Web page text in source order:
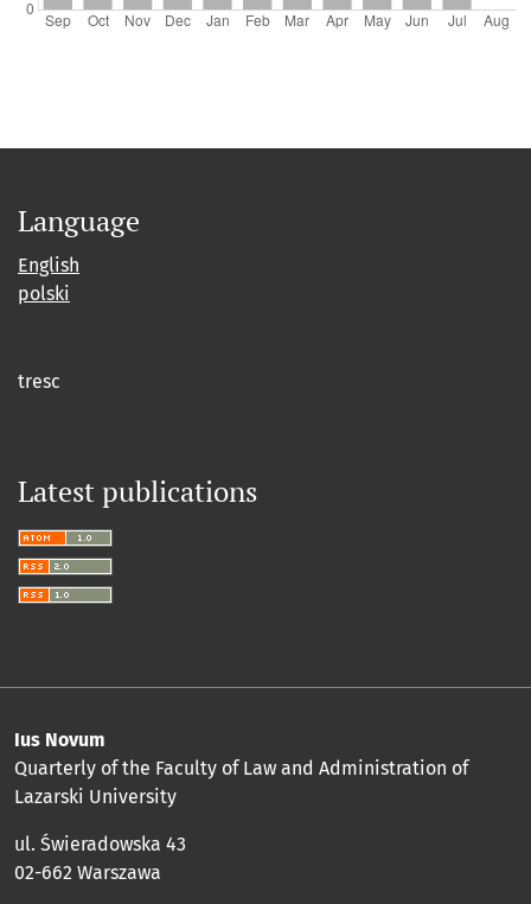
Language
English
polski
tresc
Latest publications
Ius Novum
Quarterly of the Faculty of Law and Administration of
Lazarski University
ul. Świeradowska 43
02-662 Warszawa